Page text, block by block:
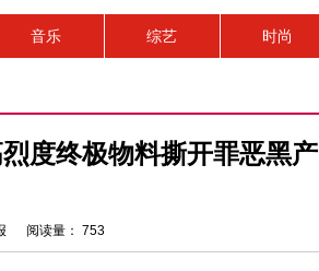
音乐 综艺 时尚
度终极物料撕开罪恶黑产
阅读量： 753